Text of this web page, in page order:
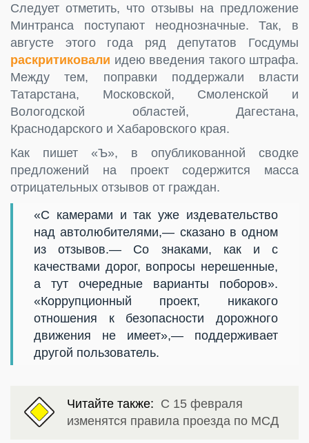
Следует отметить, что отзывы на предложение
Минтранса поступают неоднозначные. Так, в
августе этого года ряд депутатов Госдумы
раскритиковали идею введения такого штрафа.
Между тем, поправки поддержали власти
Татарстана, Московской, Смоленской и
Вологодской областей, Дагестана,
Краснодарского и Хабаровского края.
Как пишет «Ъ», в опубликованной сводке
предложений на проект содержится масса
отрицательных отзывов от граждан.
«С камерами и так уже издевательство
над автолюбителями,— сказано в одном
из отзывов.— Со знаками, как и с
качествами дорог, вопросы нерешенные,
а тут очередные варианты поборов».
«Коррупционный проект, никакого
отношения к безопасности дорожного
движения не имеет»,— поддерживает
другой пользователь.
Читайте также: С 15 февраля
изменятся правила проезда по МСД